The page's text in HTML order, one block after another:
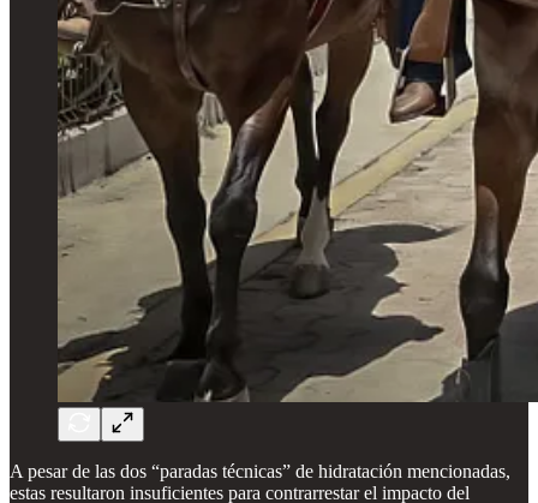
A pesar de las dos “paradas técnicas” de hidratación mencionadas,
estas resultaron insuficientes para contrarrestar el impacto del